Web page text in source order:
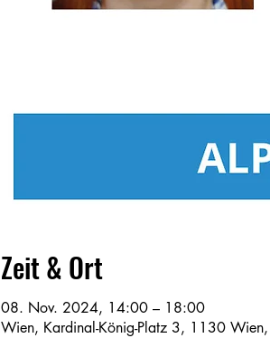
Zeit & Ort
08. Nov. 2024, 14:00 – 18:00
Wien, Kardinal-König-Platz 3, 1130 Wien,